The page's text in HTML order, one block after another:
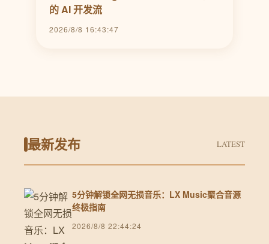
的 AI 开发流
2026/8/8 16:43:47
最新发布 LATEST
5分钟解锁全网无损音乐：LX Music聚合音源
终极指南
2026/8/8 22:44:24